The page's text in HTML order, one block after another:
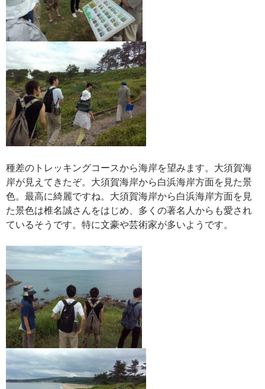
種差のトレッキングコースから海岸を望みます。大須賀海
岸が見えてきたぞ。大須賀海岸から白浜海岸方面を見た景
色。最高に綺麗ですね。大須賀海岸から白浜海岸方面を見
た景色は椎名誠さんをはじめ、多くの著名人からも愛され
ているそうです。特に文豪や芸術家が多いようです。